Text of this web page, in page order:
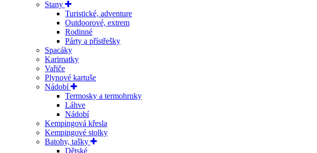
Stany
Turistické, adventure
Outdoorové, extrem
Rodinné
Párty a přístřešky
Spacáky
Karimatky
Vařiče
Plynové kartuše
Nádobí
Termosky a termohrnky
Láhve
Nádobí
Kempingová křesla
Kempingové stolky
Batohy, tašky
Dětské